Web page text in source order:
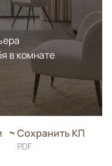
в комнате
Сохранить КП
PDF